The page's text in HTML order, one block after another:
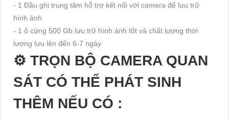
- 1 Đầu ghi trung tâm hỗ trợ kết nối với camera để lưu trữ
hình ảnh
- 1 ổ cứng 500 Gb lưu trữ hình ảnh tốt và chất lượng thời
lượng lưu lên đến 6-7 ngày
⚙ TRỌN BỘ CAMERA QUAN
SÁT CÓ THỂ PHÁT SINH
THÊM NẾU CÓ :